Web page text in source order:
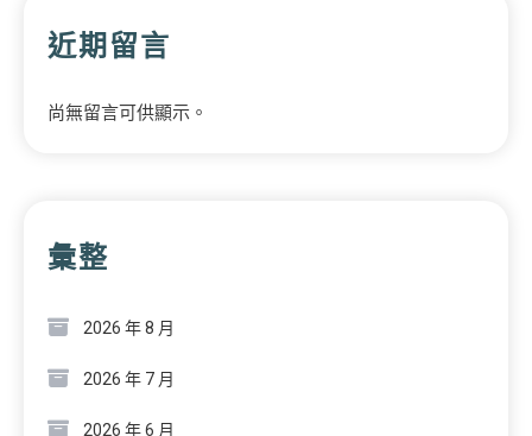
近期留言
尚無留言可供顯示。
彙整
2026 年 8 月
2026 年 7 月
2026 年 6 月